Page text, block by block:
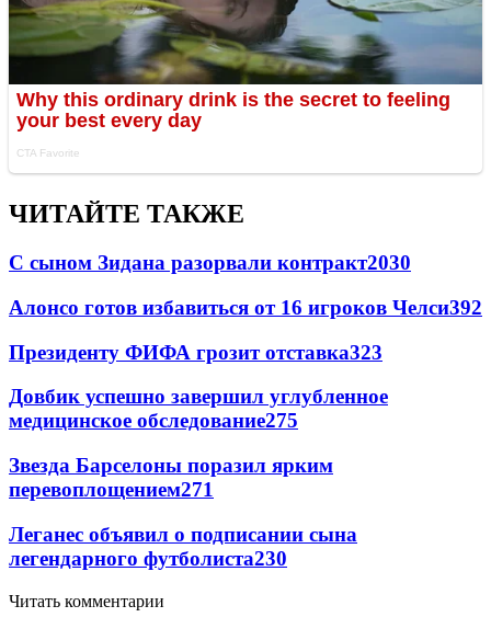
ЧИТАЙТЕ ТАКЖЕ
С сыном Зидана разорвали контракт2030
Алонсо готов избавиться от 16 игроков Челси392
Президенту ФИФА грозит отставка323
Довбик успешно завершил углубленное
медицинское обследование275
Звезда Барселоны поразил ярким
перевоплощением271
Леганес объявил о подписании сына
легендарного футболиста230
Читать комментарии